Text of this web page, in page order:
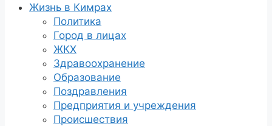
Жизнь в Кимрах
Политика
Город в лицах
ЖКХ
Здравоохранение
Образование
Поздравления
Предприятия и учреждения
Происшествия